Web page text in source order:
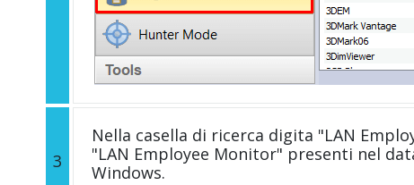
3
Nella casella di ricerca digita "LAN
"LAN Employee Monitor" presenti nel
Windows.